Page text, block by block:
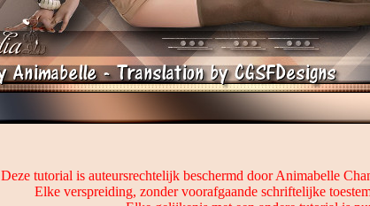
Deze tutorial is auteursrechtelijk beschermd door Animabelle
Elke verspreiding, zonder voorafgaande schriftelijke